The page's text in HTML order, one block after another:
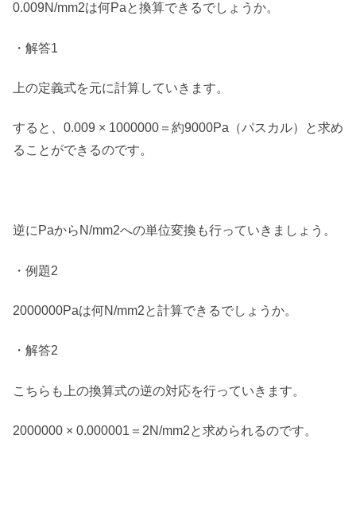
0.009N/mm2は何Paと換算できるでしょうか。
・解答1
上の定義式を元に計算していきます。
すると、0.009 × 1000000＝約9000Pa（パスカル）と求め
ることができるのです。
逆にPaからN/mm2への単位変換も行っていきましょう。
・例題2
2000000Paは何N/mm2と計算できるでしょうか。
・解答2
こちらも上の換算式の逆の対応を行っていきます。
2000000 × 0.000001＝2N/mm2と求められるのです。